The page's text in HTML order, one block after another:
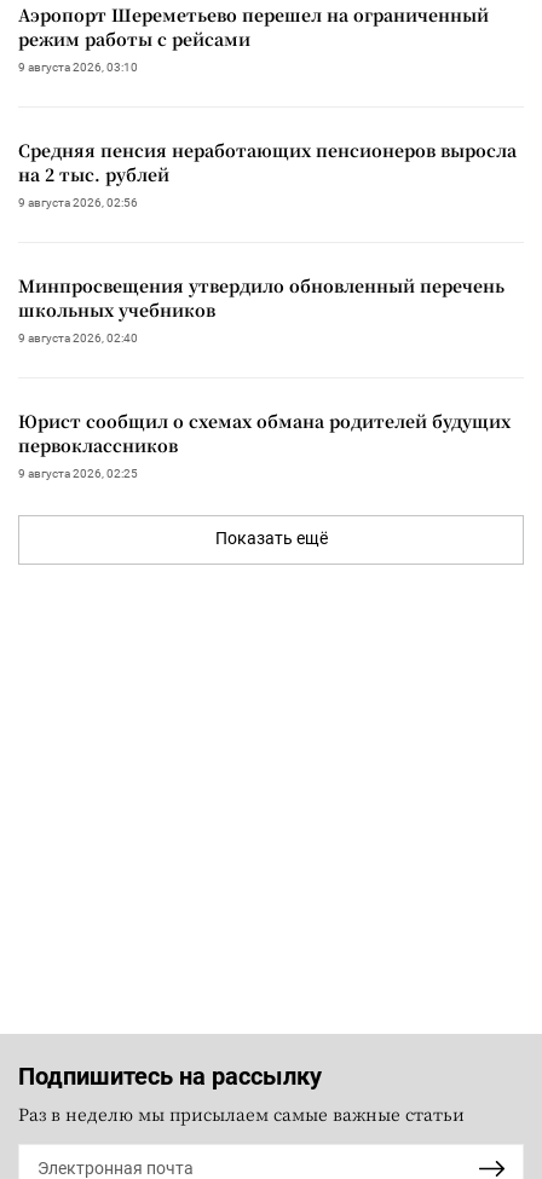
Аэропорт Шереметьево перешел на ограниченный
режим работы с рейсами
9 августа 2026, 03:10
Средняя пенсия неработающих пенсионеров выросла
на 2 тыс. рублей
9 августа 2026, 02:56
Минпросвещения утвердило обновленный перечень
школьных учебников
9 августа 2026, 02:40
Юрист сообщил о схемах обмана родителей будущих
первоклассников
9 августа 2026, 02:25
Показать ещё
Подпишитесь на рассылку
Раз в неделю мы присылаем самые важные статьи